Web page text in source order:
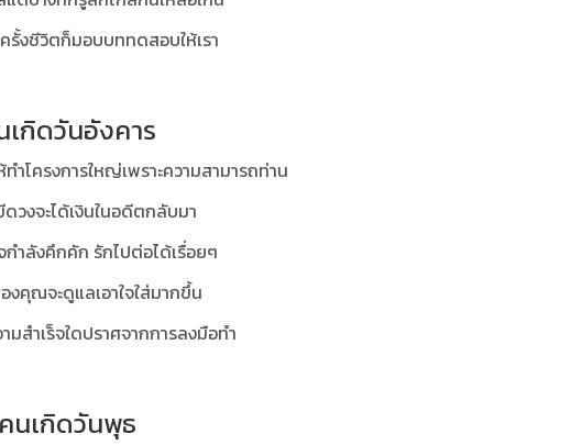
รั้งชีวิตก็มอบบททดสอบให้เรา
เกิดวันอังคาร
ทำโครงการใหญ่เพราะความสามารถท่าน
ดวงจะได้เงินในอดีตกลับมา
กำลังคึกคัก รักไปต่อได้เรื่อยๆ
คุณจะดูแลเอาใจใส่มากขึ้น
มสำเร็จใดปราศจากการลงมือทำ
คนเกิดวันพุธ